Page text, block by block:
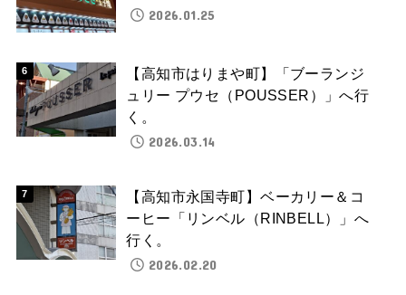
2026.01.25
【高知市はりまや町】「ブーランジ
ュリー プウセ（POUSSER）」へ行
く。
2026.03.14
【高知市永国寺町】ベーカリー＆コ
ーヒー「リンベル（RINBELL）」へ
行く。
2026.02.20